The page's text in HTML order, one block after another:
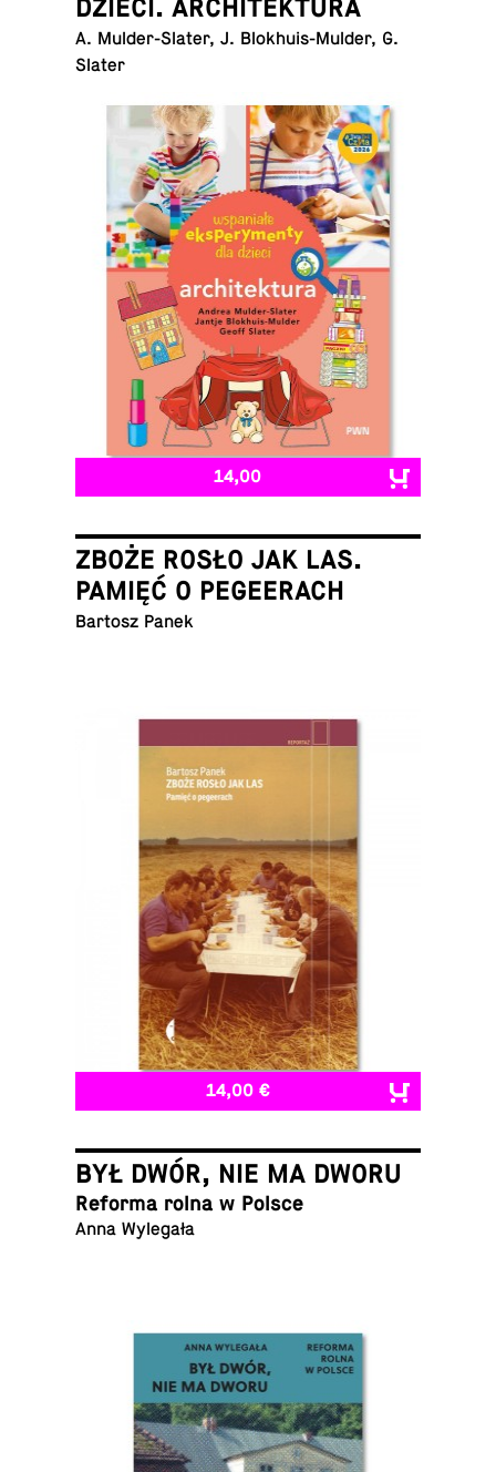
DZIECI. ARCHITEKTURA
A. Mul­der-Slater, J. Blokhuis-Mul­der, G.
Slater
14,00
ZBOŻE ROSŁO JAK LAS.
PAMIĘĆ O PEGEERACH
Bartosz Panek
14,00 €
BYŁ DWÓR, NIE MA DWORU
Reforma rolna w Polsce
Anna Wylegała